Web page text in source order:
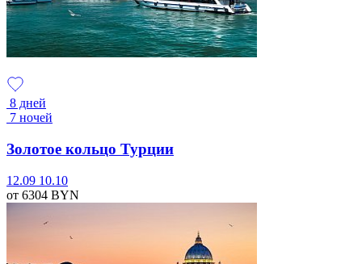
8 дней
7 ночей
Золотое кольцо Турции
12.09 10.10
от 6304 BYN